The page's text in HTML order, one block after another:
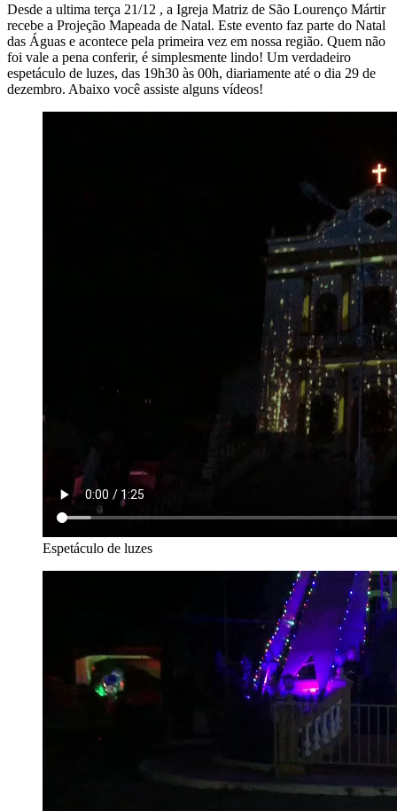
Desde a ultima terça 21/12 , a Igreja Matriz de São Lourenço Mártir
recebe a Projeção Mapeada de Natal. Este evento faz parte do Natal
das Águas e acontece pela primeira vez em nossa região. Quem não
foi vale a pena conferir, é simplesmente lindo! Um verdadeiro
espetáculo de luzes, das 19h30 às 00h, diariamente até o dia 29 de
dezembro. Abaixo você assiste alguns vídeos!
Espetáculo de luzes